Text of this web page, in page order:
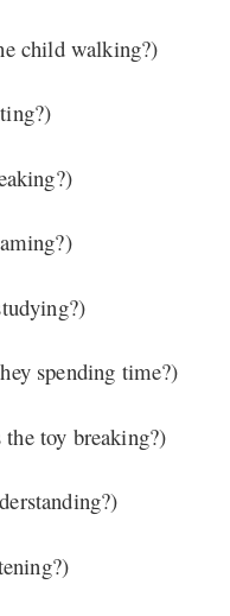
child walking?)
spending time?)
the toy breaking?)